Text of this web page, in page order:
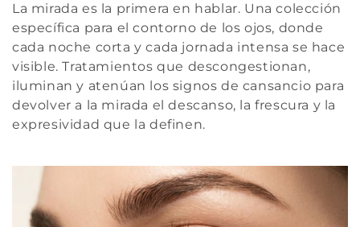
l
e
c
c
n
La mirada es la primera en hablar. Una colección
específica para el contorno de los ojos, donde
cada noche corta y cada jornada intensa se hace
visible. Tratamientos que descongestionan,
iluminan y atenúan los signos de cansancio para
devolver a la mirada el descanso, la frescura y la
expresividad que la definen.